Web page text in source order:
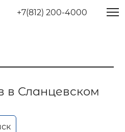
+7(812) 200-4000
в Сланцевском